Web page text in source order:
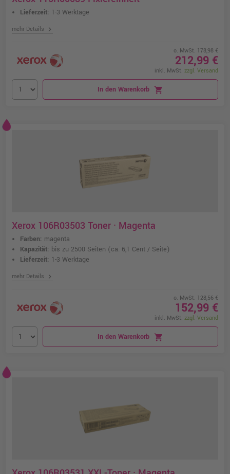
Lieferzeit: 1-3 Werktage
mehr Details chevron_right
o. MwSt. 178,98 €
212,99 €
inkl. MwSt. zzgl. Versand
In den Warenkorb shopping_cart
Xerox 106R03503 Toner · Magenta
Farben: magenta
Kapazität: bis zu 2500 Seiten (ca. 6,1 Cent / Seite)
Lieferzeit: 1-3 Werktage
mehr Details chevron_right
o. MwSt. 128,56 €
152,99 €
inkl. MwSt. zzgl. Versand
In den Warenkorb shopping_cart